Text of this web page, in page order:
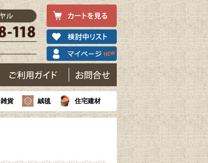
雑貨 絨毯 住宅建材